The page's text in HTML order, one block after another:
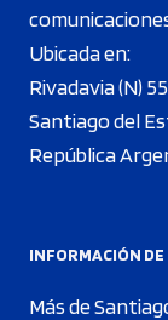
Ubicada en:
Rivadavia (N)
Santiago del
República
INFORMACIÓN DE
Más de